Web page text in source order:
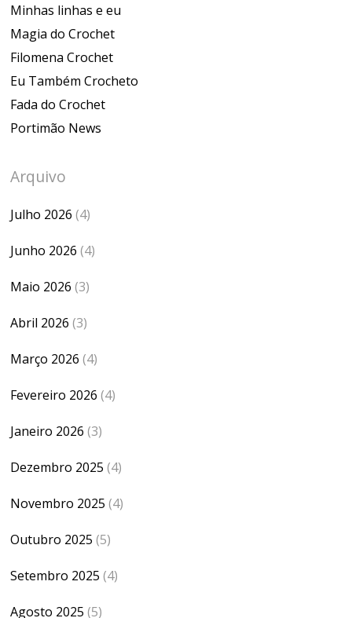
Minhas linhas e eu
Magia do Crochet
Filomena Crochet
Eu Também Crocheto
Fada do Crochet
Portimão News
Arquivo
Julho 2026 (4)
Junho 2026 (4)
Maio 2026 (3)
Abril 2026 (3)
Março 2026 (4)
Fevereiro 2026 (4)
Janeiro 2026 (3)
Dezembro 2025 (4)
Novembro 2025 (4)
Outubro 2025 (5)
Setembro 2025 (4)
Agosto 2025 (5)